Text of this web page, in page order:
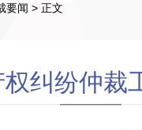
要闻 > 正文
权纠纷仲